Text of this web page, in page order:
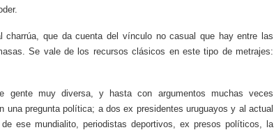
que da cuenta del vínculo no casual que hay entre las
Se vale de los recursos clásicos en este tipo de metrajes:
gente muy diversa, y hasta con argumentos muchas veces
pregunta política; a dos ex presidentes uruguayos y al actual
ese mundialito, periodistas deportivos, ex presos políticos, la